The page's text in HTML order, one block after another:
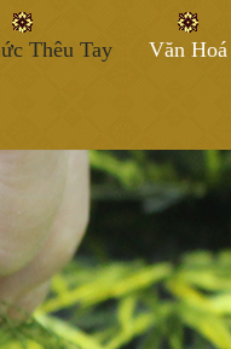
Thêu Tay Văn Hoá